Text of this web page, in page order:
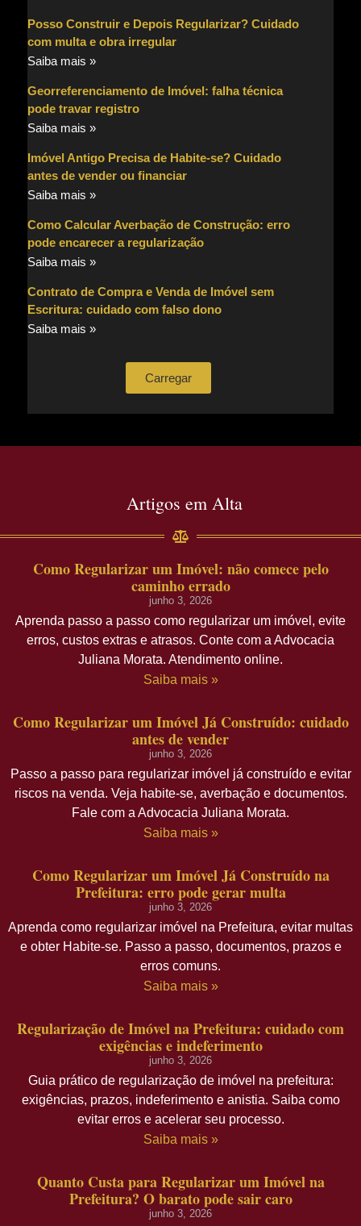
Posso Construir e Depois Regularizar? Cuidado
com multa e obra irregular
Saiba mais »
Georreferenciamento de Imóvel: falha técnica
pode travar registro
Saiba mais »
Imóvel Antigo Precisa de Habite-se? Cuidado
antes de vender ou financiar
Saiba mais »
Como Calcular Averbação de Construção: erro
pode encarecer a regularização
Saiba mais »
Contrato de Compra e Venda de Imóvel sem
Escritura: cuidado com falso dono
Saiba mais »
Carregar
Artigos em Alta
Como Regularizar um Imóvel: não comece pelo
caminho errado
junho 3, 2026
Aprenda passo a passo como regularizar um imóvel, evite
erros, custos extras e atrasos. Conte com a Advocacia
Juliana Morata. Atendimento online.
Saiba mais »
Como Regularizar um Imóvel Já Construído: cuidado
antes de vender
junho 3, 2026
Passo a passo para regularizar imóvel já construído e evitar
riscos na venda. Veja habite-se, averbação e documentos.
Fale com a Advocacia Juliana Morata.
Saiba mais »
Como Regularizar um Imóvel Já Construído na
Prefeitura: erro pode gerar multa
junho 3, 2026
Aprenda como regularizar imóvel na Prefeitura, evitar multas
e obter Habite-se. Passo a passo, documentos, prazos e
erros comuns.
Saiba mais »
Regularização de Imóvel na Prefeitura: cuidado com
exigências e indeferimento
junho 3, 2026
Guia prático de regularização de imóvel na prefeitura:
exigências, prazos, indeferimento e anistia. Saiba como
evitar erros e acelerar seu processo.
Saiba mais »
Quanto Custa para Regularizar um Imóvel na
Prefeitura? O barato pode sair caro
junho 3, 2026